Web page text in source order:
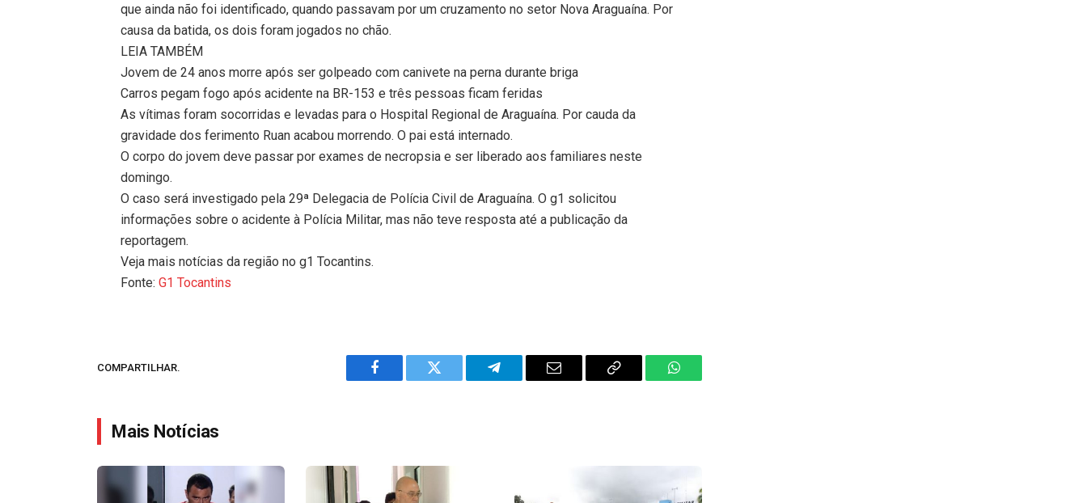
que ainda não foi identificado, quando passavam por um cruzamento no setor Nova Araguaína. Por
causa da batida, os dois foram jogados no chão.
LEIA TAMBÉM
Jovem de 24 anos morre após ser golpeado com canivete na perna durante briga
Carros pegam fogo após acidente na BR-153 e três pessoas ficam feridas
As vítimas foram socorridas e levadas para o Hospital Regional de Araguaína. Por cauda da
gravidade dos ferimento Ruan acabou morrendo. O pai está internado.
O corpo do jovem deve passar por exames de necropsia e ser liberado aos familiares neste
domingo.
O caso será investigado pela 29ª Delegacia de Polícia Civil de Araguaína. O g1 solicitou
informações sobre o acidente à Polícia Militar, mas não teve resposta até a publicação da
reportagem.
Veja mais notícias da região no g1 Tocantins.
Fonte:G1 Tocantins
COMPARTILHAR.
Facebook Twitter Telegram Email
Copy
WhatsApp
Mais Notícias